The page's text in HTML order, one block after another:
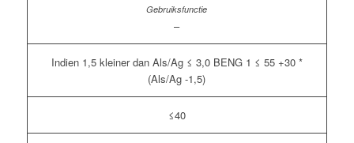
–
Indien 1,5 kleiner dan Als/Ag ≤ 3,0 BENG 1 ≤ 55 +30 *
(Als/Ag -1,5)
≤40